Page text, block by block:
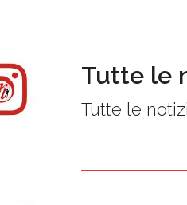
Tutte le
Tutte le